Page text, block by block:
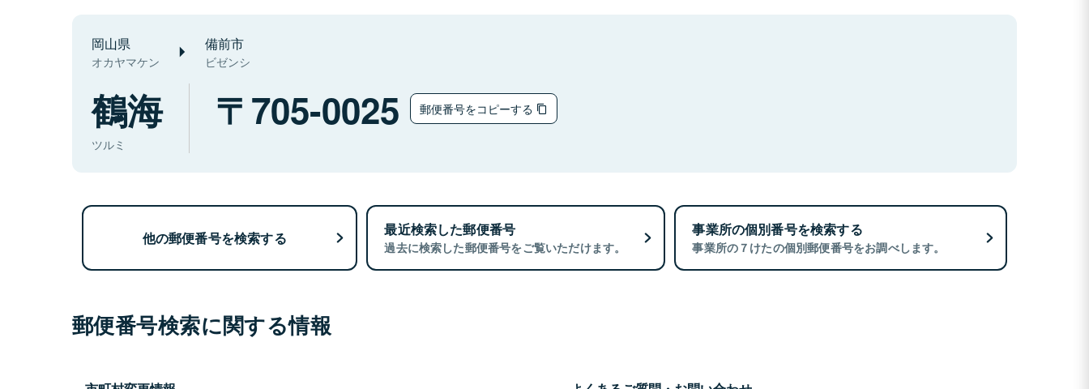
岡山県
オカヤマケン
備前市
ビゼンシ
鶴海
ツルミ
705-0025 郵便番号をコピーする
他の郵便番号を検索する 最近検索した郵便番号
過去に検索した郵便番号をご覧いただけます。
事業所の個別番号を検索する
事業所の７けたの個別郵便番号をお調べします。
郵便番号検索に関する情報